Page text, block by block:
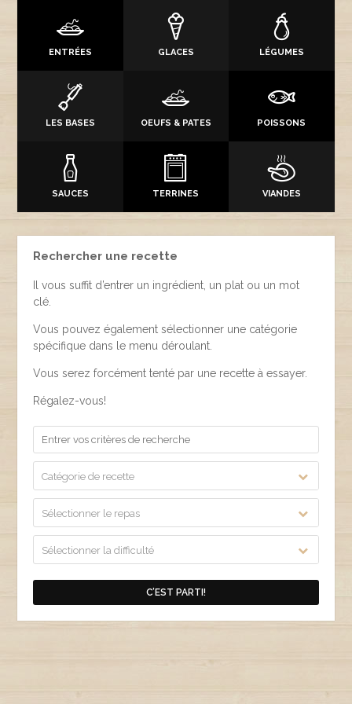
ENTRÉES GLACES LÉGUMES
LES BASES OEUFS & PATES POISSONS
SAUCES TERRINES VIANDES
Rechercher une recette
Il vous suffit d’entrer un ingrédient, un plat ou un mot
clé.
Vous pouvez également sélectionner une catégorie
spécifique dans le menu déroulant.
Vous serez forcément tenté par une recette à essayer.
Régalez-vous!
Catégorie de recette
Sélectionner le repas
Sélectionner la difficulté